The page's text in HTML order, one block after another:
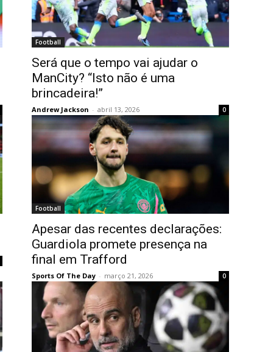
Football
Será que o tempo vai ajudar o
ManCity? “Isto não é uma
brincadeira!”
Andrew Jackson - abril 13, 2026 0
Football
Apesar das recentes declarações:
Guardiola promete presença na
final em Trafford
Sports Of The Day - março 21, 2026 0